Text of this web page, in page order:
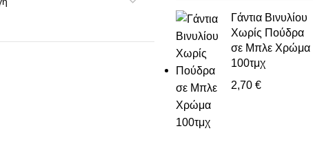
Γάντια Βινυλίου
Χωρίς Πούδρα
σε Μπλε Χρώμα
100τμχ
2,70 €